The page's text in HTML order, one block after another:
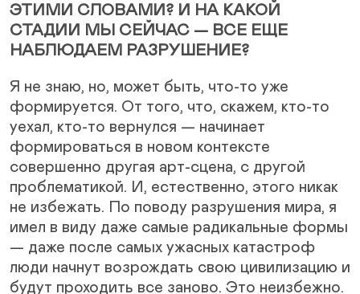
ЭТИМИ СЛОВАМИ? И НА КАКОЙ
СТАДИИ МЫ СЕЙЧАС — ВСЕ ЕЩЕ
НАБЛЮДАЕМ РАЗРУШЕНИЕ?
Я не знаю, но, может быть, что-то уже
формируется. От того, что, скажем, кто-то
уехал, кто-то вернулся — начинает
формироваться в новом контексте
совершенно другая арт-сцена, с другой
проблематикой. И, естественно, этого никак
не избежать. По поводу разрушения мира, я
имел в виду даже самые радикальные формы
— даже после самых ужасных катастроф
люди начнут возрождать свою цивилизацию и
будут проходить все заново. Это неизбежно.